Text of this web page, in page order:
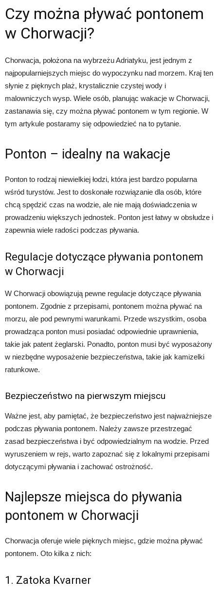
Czy można pływać pontonem
w Chorwacji?
Chorwacja, położona na wybrzeżu Adriatyku, jest jednym z
najpopularniejszych miejsc do wypoczynku nad morzem. Kraj ten
słynie z pięknych plaż, krystalicznie czystej wody i
malowniczych wysp. Wiele osób, planując wakacje w Chorwacji,
zastanawia się, czy można pływać pontonem w tym regionie. W
tym artykule postaramy się odpowiedzieć na to pytanie.
Ponton – idealny na wakacje
Ponton to rodzaj niewielkiej łodzi, która jest bardzo popularna
wśród turystów. Jest to doskonałe rozwiązanie dla osób, które
chcą spędzić czas na wodzie, ale nie mają doświadczenia w
prowadzeniu większych jednostek. Ponton jest łatwy w obsłudze i
zapewnia wiele radości podczas pływania.
Regulacje dotyczące pływania pontonem
w Chorwacji
W Chorwacji obowiązują pewne regulacje dotyczące pływania
pontonem. Zgodnie z przepisami, pontonem można pływać na
morzu, ale pod pewnymi warunkami. Przede wszystkim, osoba
prowadząca ponton musi posiadać odpowiednie uprawnienia,
takie jak patent żeglarski. Ponadto, ponton musi być wyposażony
w niezbędne wyposażenie bezpieczeństwa, takie jak kamizelki
ratunkowe.
Bezpieczeństwo na pierwszym miejscu
Ważne jest, aby pamiętać, że bezpieczeństwo jest najważniejsze
podczas pływania pontonem. Należy zawsze przestrzegać
zasad bezpieczeństwa i być odpowiedzialnym na wodzie. Przed
wyruszeniem w rejs, warto zapoznać się z lokalnymi przepisami
dotyczącymi pływania i zachować ostrożność.
Najlepsze miejsca do pływania
pontonem w Chorwacji
Chorwacja oferuje wiele pięknych miejsc, gdzie można pływać
pontonem. Oto kilka z nich:
1. Zatoka Kvarner